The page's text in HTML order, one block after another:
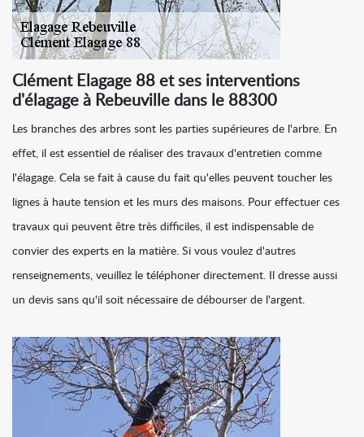
Clément Elagage 88 et ses interventions
d'élagage à Rebeuville dans le 88300
Les branches des arbres sont les parties supérieures de l'arbre. En
effet, il est essentiel de réaliser des travaux d'entretien comme
l'élagage. Cela se fait à cause du fait qu'elles peuvent toucher les
lignes à haute tension et les murs des maisons. Pour effectuer ces
travaux qui peuvent être très difficiles, il est indispensable de
convier des experts en la matière. Si vous voulez d'autres
renseignements, veuillez le téléphoner directement. Il dresse aussi
un devis sans qu'il soit nécessaire de débourser de l'argent.